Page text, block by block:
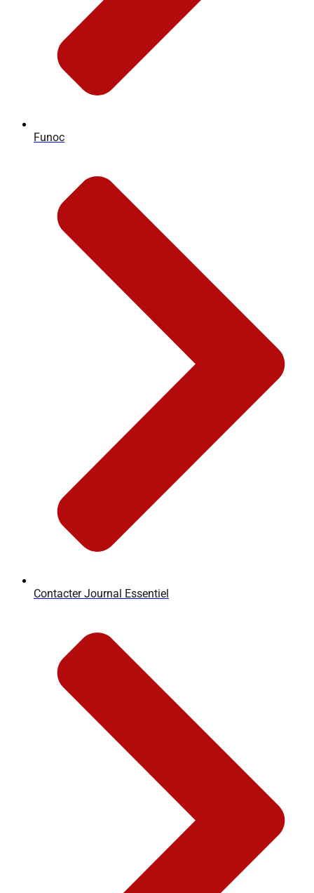
Funoc
Contacter Journal Essentiel